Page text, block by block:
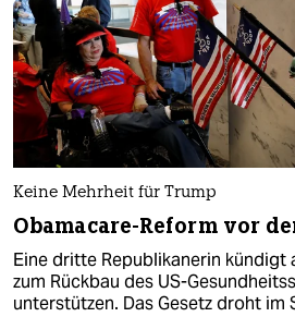
Keine Mehrheit für Trump
Obamacare-Reform vor
Eine dritte Republikanerin kündigt
zum Rückbau des US-
unterstützen. Das Gesetz droht im